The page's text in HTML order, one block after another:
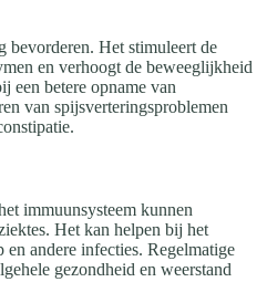
bevorderen. Het stimuleert de
en verhoogt de beweeglijkheid
een betere opname van
van spijsverteringsproblemen
immuunsysteem kunnen
Het kan helpen bij het
andere infecties. Regelmatige
gezondheid en weerstand